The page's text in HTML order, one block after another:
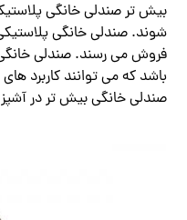
بیش تر صندلی خانگی
شوند. صندلی خانگی
فروش می رسند. صندلی
باشد که می توانند کاربرد
صندلی خانگی بیش تر در آشپز